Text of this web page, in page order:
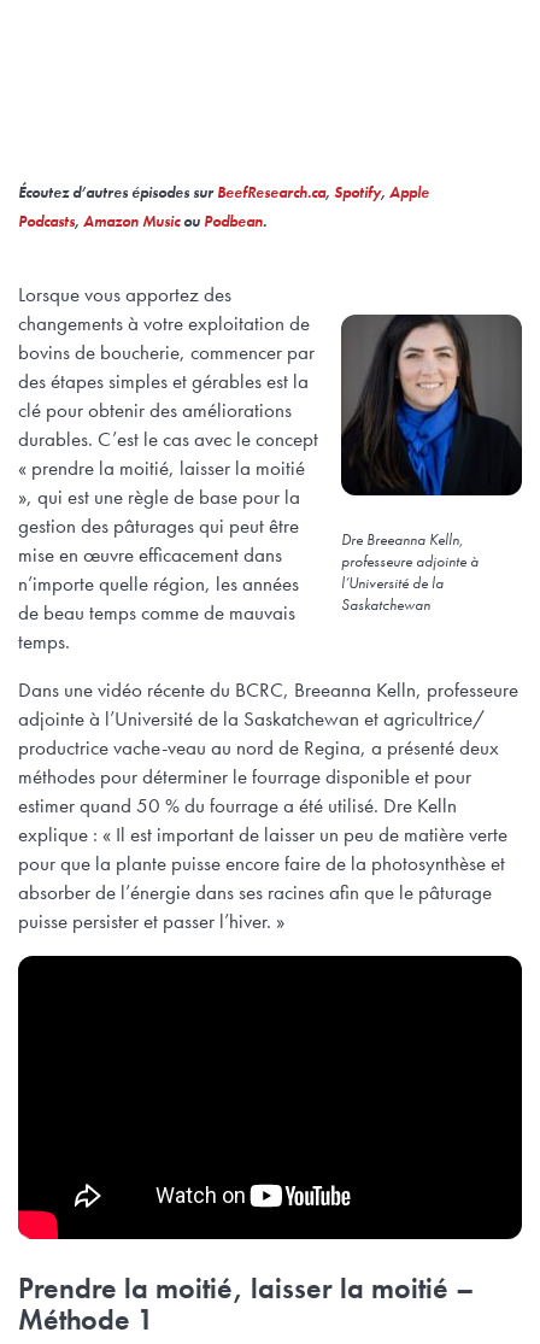
Écoutez d’autres épisodes surBeefResearch.ca, Spotify, Apple
Podcasts, Amazon Musicou Podbean.
Dre Breeanna Kelln,
professeure adjointe à
l’Université de la
Saskatchewan
Lorsque vous apportez des
changements à votre exploitation de
bovins de boucherie, commencer par
des étapes simples et gérables est la
clé pour obtenir des améliorations
durables. C’est le cas avec le concept
« prendre la moitié, laisser la moitié
», qui est une règle de base pour la
gestion des pâturages qui peut être
mise en œuvre efficacement dans
n’importe quelle région, les années
de beau temps comme de mauvais
temps.
Dans une vidéo récente du BCRC, Breeanna Kelln, professeure
adjointe à l’Université de la Saskatchewan et agricultrice/
productrice vache-veau au nord de Regina, a présenté deux
méthodes pour déterminer le fourrage disponible et pour
estimer quand 50 % du fourrage a été utilisé. Dre Kelln
explique : « Il est important de laisser un peu de matière verte
pour que la plante puisse encore faire de la photosynthèse et
absorber de l’énergie dans ses racines afin que le pâturage
puisse persister et passer l’hiver. »
Prendre la moitié, laisser la moitié –
Méthode 1